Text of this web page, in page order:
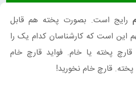
رایج است. بصورت پخته هم قابل
این است که کارشناسان کدام‌ یک را
قارچ پخته یا خام. فواید قارچ خام
قارچ خام نخورید!